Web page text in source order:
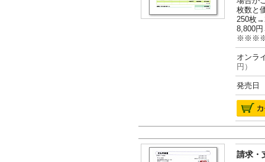
枚数と
250枚
8,800
オン
円）
発売日
請求・